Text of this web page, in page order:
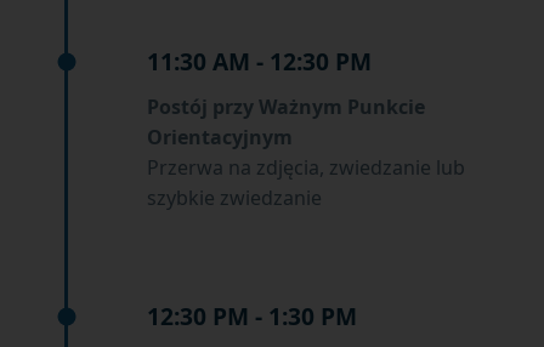
11:30 AM - 12:30 PM
Postój przy Ważnym Punkcie
Orientacyjnym
Przerwa na zdjęcia, zwiedzanie lub
szybkie zwiedzanie
12:30 PM - 1:30 PM